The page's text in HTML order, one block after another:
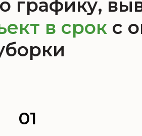
графику,
в срокс
01